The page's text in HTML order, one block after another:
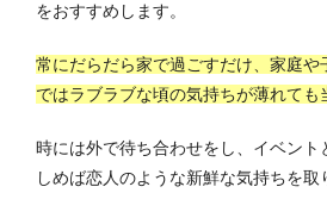
をおすすめします。
常にだらだら家で過ごすだけ、家庭や
ではラブラブな頃の気持ちが薄れても
時には外で待ち合わせをし、イベント
しめば恋人のような新鮮な気持ちを取